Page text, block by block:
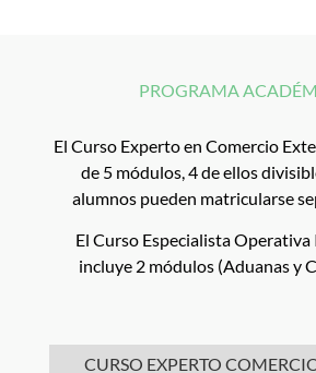
PROGRAMA
El Curso Experto en Comercio
de 5 módulos, 4 de ellos
alumnos pueden matricularse
El Curso Especialista
incluye 2 módulos (Aduanas y
CURSO EXPERTO